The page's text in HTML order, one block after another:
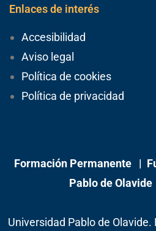
Enlaces de interés
Accesibilidad
Aviso legal
Política de cookies
Política de privacidad
Formación Permanente |
Pablo de Olavide
Universidad Pablo de